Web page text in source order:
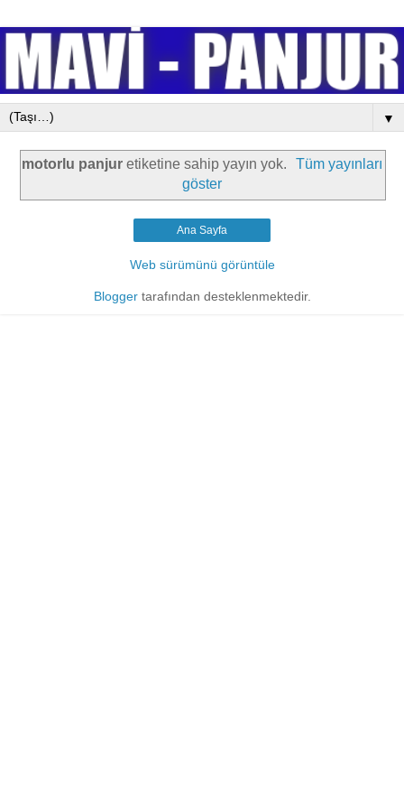
▼
motorlu panjuretiketine sahip yayın yok.
Tüm yayınları
göster
Ana Sayfa
Web sürümünü görüntüle
Bloggertarafından desteklenmektedir.